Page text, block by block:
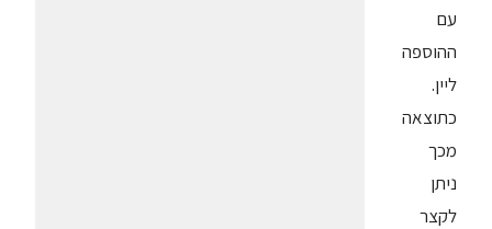
עם
ההוספה
ליין.
כתוצאה
מכך
ניתן
לקצר